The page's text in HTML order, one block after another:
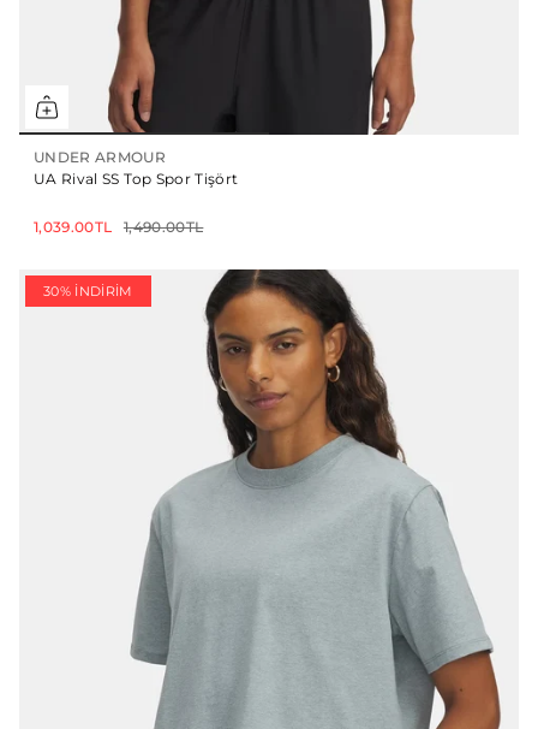
UNDER ARMOUR
UA Rival SS Top Spor Tişört
1,039.00TL 1,490.00TL
30% İNDIRIM